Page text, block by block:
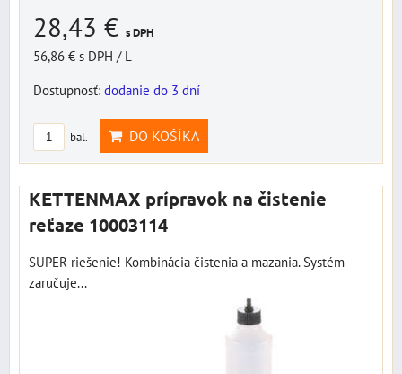
28,43 € s DPH
56,86 € s DPH / L
Dostupnosť: dodanie do 3 dní
bal. DO KOŠÍKA
KETTENMAX prípravok na čistenie
reťaze 10003114
SUPER riešenie! Kombinácia čistenia a mazania. Systém
zaručuje...